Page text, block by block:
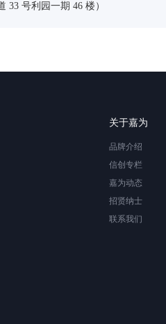
33 号利园一期 46 楼）
关于嘉为
品牌介绍
信创专栏
嘉为动态
招贤纳士
联系我们